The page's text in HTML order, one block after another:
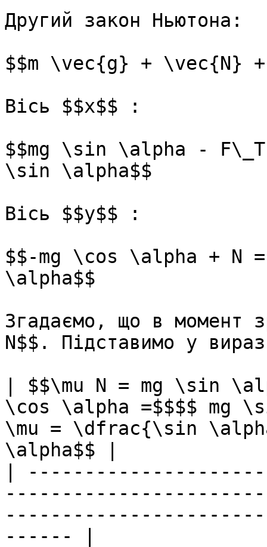
Другий закон Ньютона:
$$m \vec{g} + \vec{N}
Вiсь $$x$$ :
$$mg \sin \alpha -
\sin \alpha$$
Вiсь $$y$$ :
$$-mg \cos \alpha + N
\alpha$$
Згадаємо, що в момент
N$$. Пiдставимо у
| $$\mu N = mg \sin
\cos \alpha =$$$$ mg
\mu = \dfrac{\sin
\alpha$$ |
|
------ |